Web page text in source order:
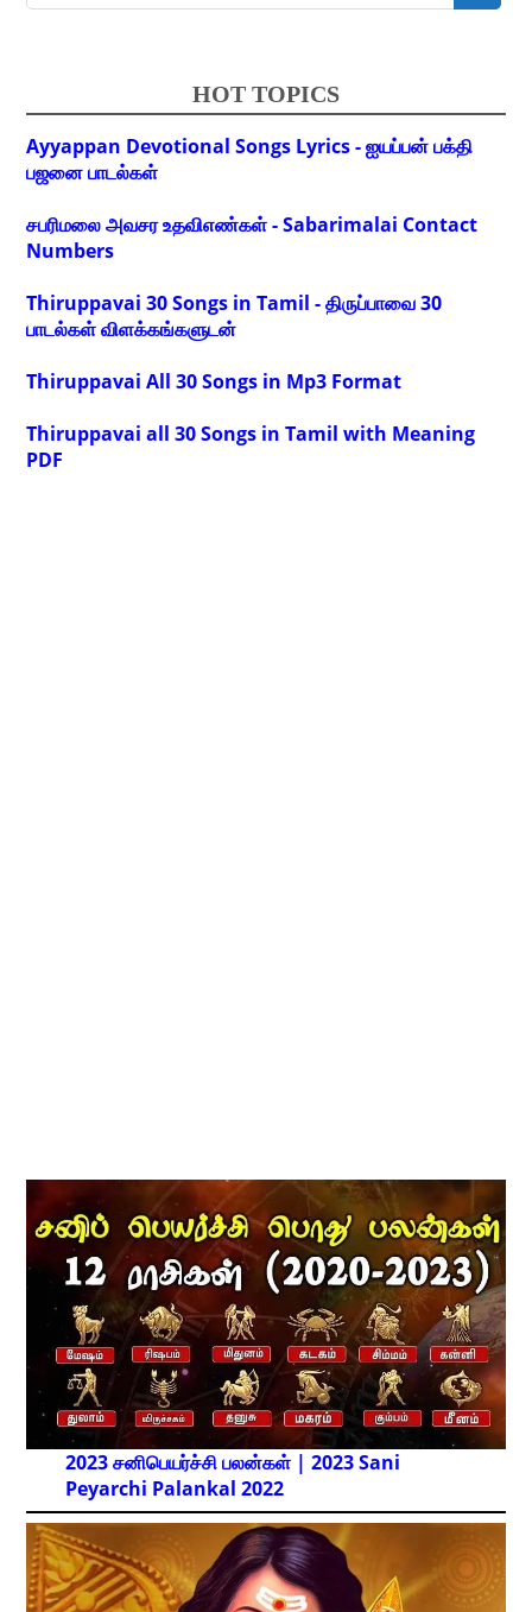
HOT TOPICS
Ayyappan Devotional Songs Lyrics - ஐயப்பன் பக்தி
பஜனை பாடல்கள்
சபரிமலை அவசர உதவிஎண்கள் - Sabarimalai Contact
Numbers
Thiruppavai 30 Songs in Tamil - திருப்பாவை 30
பாடல்கள் விளக்கங்களுடன்
Thiruppavai All 30 Songs in Mp3 Format
Thiruppavai all 30 Songs in Tamil with Meaning
PDF
2023 சனிபெயர்ச்சி பலன்கள் | 2023 Sani
Peyarchi Palankal 2022